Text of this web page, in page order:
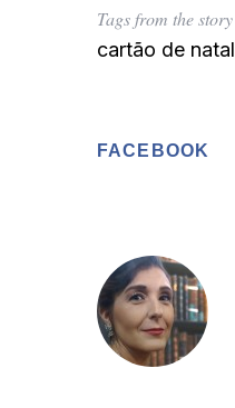
Tags from the story
cartão de natal
FACEBOOK
o
r